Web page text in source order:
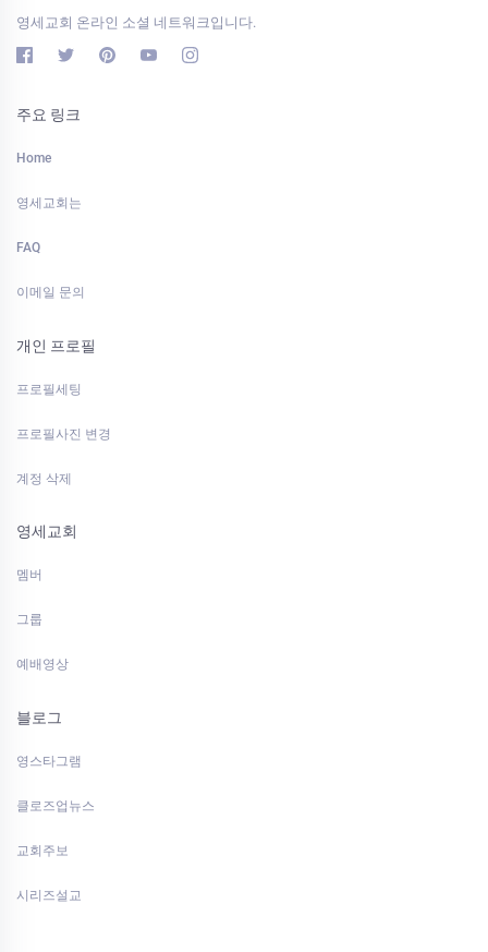
영세교회 온라인 소셜 네트워크입니다.
주요 링크
Home
영세교회는
FAQ
이메일 문의
개인 프로필
프로필세팅
프로필사진 변경
계정 삭제
영세교회
멤버
그룹
예배영상
블로그
영스타그램
클로즈업뉴스
교회주보
시리즈설교